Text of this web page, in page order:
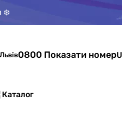
❄️
Львів0800 Показати номер
Каталог